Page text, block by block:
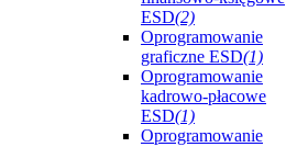
ESD(2)
Oprogramowanie
graficzne ESD(1)
Oprogramowanie
kadrowo-płacowe
ESD(1)
Oprogramowanie